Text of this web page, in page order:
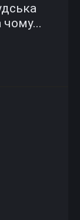
чому...